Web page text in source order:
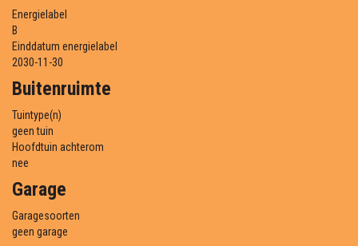
Energielabel
B
Einddatum energielabel
2030-11-30
Buitenruimte
Tuintype(n)
geen tuin
Hoofdtuin achterom
nee
Garage
Garagesoorten
geen garage